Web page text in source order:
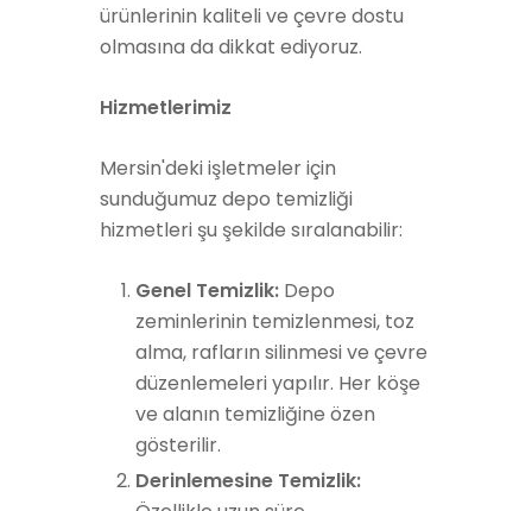
ürünlerinin kaliteli ve çevre dostu
olmasına da dikkat ediyoruz.
Hizmetlerimiz
Mersin'deki işletmeler için
sunduğumuz depo temizliği
hizmetleri şu şekilde sıralanabilir:
Genel Temizlik: Depo
zeminlerinin temizlenmesi, toz
alma, rafların silinmesi ve çevre
düzenlemeleri yapılır. Her köşe
ve alanın temizliğine özen
gösterilir.
Derinlemesine Temizlik: